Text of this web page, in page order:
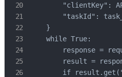
"clientKey":
"taskId":
    }
    while True:
response =
result =
if